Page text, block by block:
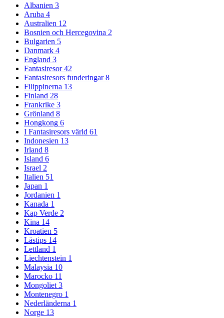
Albanien 3
Aruba 4
Australien 12
Bosnien och Hercegovina 2
Bulgarien 5
Danmark 4
England 3
Fantasiresor 42
Fantasiresors funderingar 8
Filippinerna 13
Finland 28
Frankrike 3
Grönland 8
Hongkong 6
I Fantasiresors värld 61
Indonesien 13
Irland 8
Island 6
Israel 2
Italien 51
Japan 1
Jordanien 1
Kanada 1
Kap Verde 2
Kina 14
Kroatien 5
Lästips 14
Lettland 1
Liechtenstein 1
Malaysia 10
Marocko 11
Mongoliet 3
Montenegro 1
Nederländerna 1
Norge 13